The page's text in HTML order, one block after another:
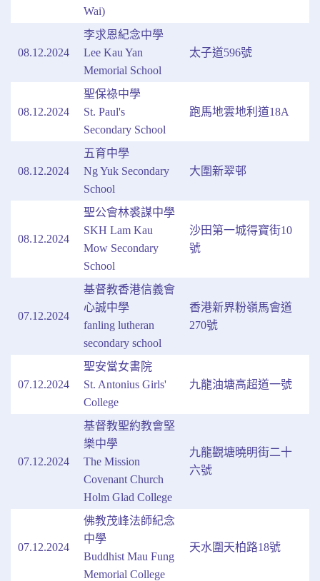
Wai)
08.12.2024
李求恩紀念中學
Lee Kau Yan
Memorial School
太子道596號
08.12.2024
聖保祿中學
St. Paul's
Secondary School
跑馬地雲地利道18A
08.12.2024
五育中學
Ng Yuk Secondary
School
大圍新翠邨
08.12.2024
聖公會林裘謀中學
SKH Lam Kau
Mow Secondary
School
沙田第一城得寶街10
號
07.12.2024
基督教香港信義會
心誠中學
fanling lutheran
secondary school
香港新界粉嶺馬會道
270號
07.12.2024
聖安當女書院
St. Antonius Girls'
College
九龍油塘高超道一號
07.12.2024
基督教聖約教會堅
樂中學
The Mission
Covenant Church
Holm Glad College
九龍觀塘曉明街二十
六號
07.12.2024
佛教茂峰法師紀念
中學
Buddhist Mau Fung
Memorial College
天水圍天柏路18號